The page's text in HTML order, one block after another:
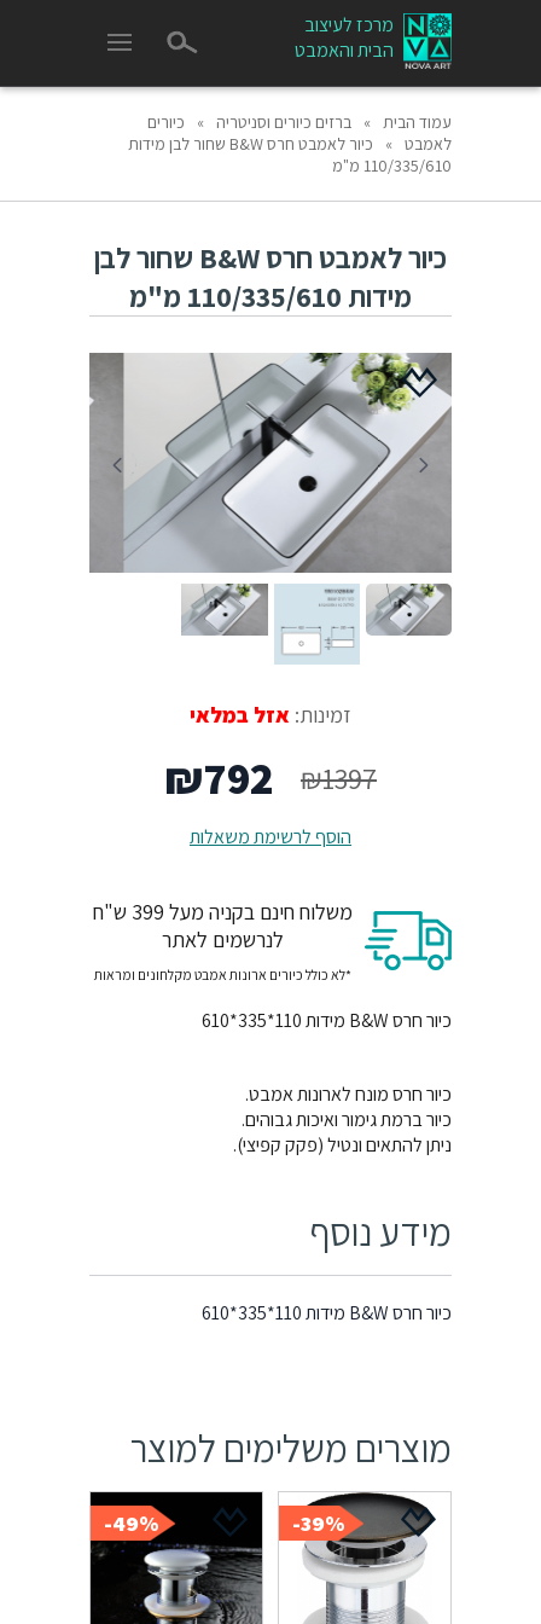
מרכז לעיצוב
הבית והאמבט
עמוד הבית » ברזים כיורים וסניטריה »
כיורים
לאמבט »
כיור לאמבט חרס B&W שחור לבן מידות
110/335/610 מ"מ
כיור לאמבט חרס B&W שחור לבן
מידות 110/335/610 מ"מ
זמינות: אזל במלאי
₪1397
המחיר
המקורי
₪1397.
₪792
₪792.
הוסף לרשימת משאלות
משלוח חינם בקניה מעל 399 ש"ח
לנרשמים לאתר
*לא כולל כיורים ארונות אמבט מקלחונים ומראות
כיור חרס B&W מידות 110*335*610
כיור חרס מונח לארונות אמבט.
כיור ברמת גימור ואיכות גבוהים.
ניתן להתאים ונטיל (פקק קפיצי).
מידע נוסף
כיור חרס B&W מידות 110*335*610
מוצרים משלימים למוצר
39%-
49%-